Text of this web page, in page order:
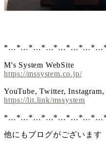
M's System WebSite
https://mssystem.co.jp/
YouTube, Twitter, Instagram,
https://lit.link/mssystem
他にもブログがございます